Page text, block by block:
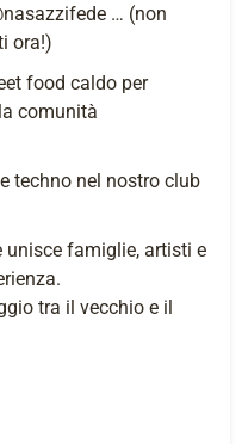
… (non
ora!)
food caldo per
comunità
techno nel nostro club
unisce famiglie, artisti e
tra il vecchio e il